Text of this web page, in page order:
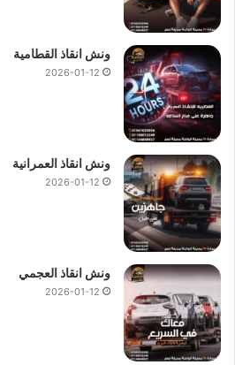
ونش انقاذ القطامية
2026-01-12
ونش انقاذ العمرانية
2026-01-12
ونش انقاذ العجمي
2026-01-12